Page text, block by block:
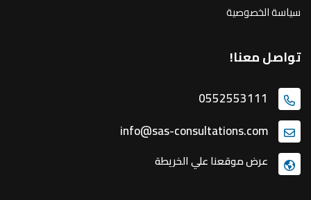
سياسة الخصوصية
تواصل معنا!
0552553111
info@sas-consultations.com
عرض موقعنا علي الخريطة